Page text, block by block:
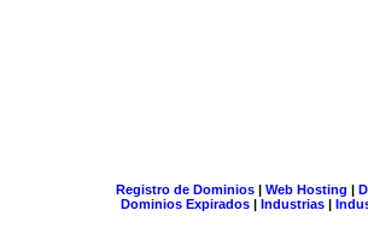
Registro de Dominios| Web Hosting |
Dominios Expirados | Industrias |